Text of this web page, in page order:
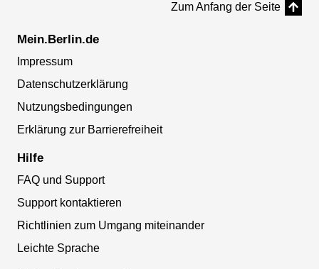
Zum Anfang der Seite
Mein.Berlin.de
Impressum
Datenschutzerklärung
Nutzungsbedingungen
Erklärung zur Barrierefreiheit
Hilfe
FAQ und Support
Support kontaktieren
Richtlinien zum Umgang miteinander
Leichte Sprache